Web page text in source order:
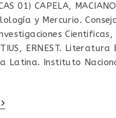
01) CAPELA,
y Mercurio.
Cientificas,
ERNEST. Literatura
Latina. Instituto